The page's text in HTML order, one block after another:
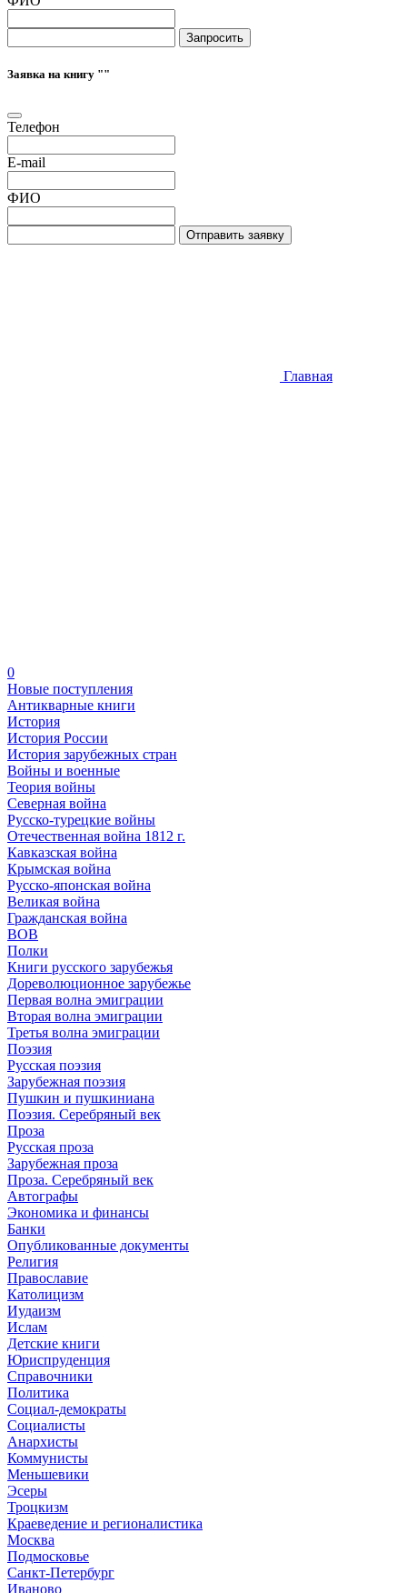
Запросить
Заявка на книгу ""
Телефон
E-mail
ФИО
Отправить заявку
Главная
0
Новые поступления
Антикварные книги
История
История России
История зарубежных стран
Войны и военные
Теория войны
Северная война
Русско-турецкие войны
Отечественная война 1812 г.
Кавказская война
Крымская война
Русско-японская война
Великая война
Гражданская война
ВОВ
Полки
Книги русского зарубежья
Дореволюционное зарубежье
Первая волна эмиграции
Вторая волна эмиграции
Третья волна эмиграции
Поэзия
Русская поэзия
Зарубежная поэзия
Пушкин и пушкиниана
Поэзия. Серебряный век
Проза
Русская проза
Зарубежная проза
Проза. Серебряный век
Автографы
Экономика и финансы
Банки
Опубликованные документы
Религия
Православие
Католицизм
Иудаизм
Ислам
Детские книги
Юриспруденция
Справочники
Политика
Социал-демократы
Социалисты
Анархисты
Коммунисты
Меньшевики
Эсеры
Троцкизм
Краеведение и регионалистика
Москва
Подмосковье
Санкт-Петербург
Иваново